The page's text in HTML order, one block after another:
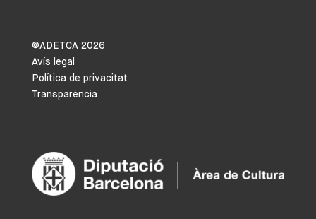
©ADETCA 2026
Avís legal
Política de privacitat
Transparència